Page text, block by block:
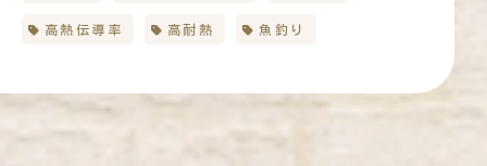
高熱伝導率 高耐熱 魚釣り